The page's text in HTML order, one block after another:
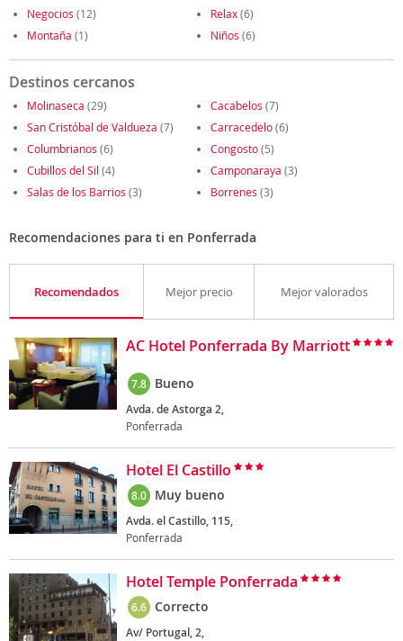
Negocios (12) Relax(6)
Montaña (1) Niños (6)
Destinos cercanos
Molinaseca (29) Cacabelos (7)
San Cristóbal de Valdueza (7) Carracedelo(6)
Columbrianos (6) Congosto(5)
Cubillos del Sil (4) Camponaraya (3)
Salas de los Barrios (3) Borrenes (3)
Recomendaciones para ti en Ponferrada
Recomendados Mejor precio Mejor valorados
AC Hotel Ponferrada By Marriott
7.8 Bueno
Avda. de Astorga 2,
Ponferrada
Hotel El Castillo
8.0 Muy bueno
Avda. el Castillo, 115,
Ponferrada
Hotel Temple Ponferrada
6.6 Correcto
Av/ Portugal, 2,